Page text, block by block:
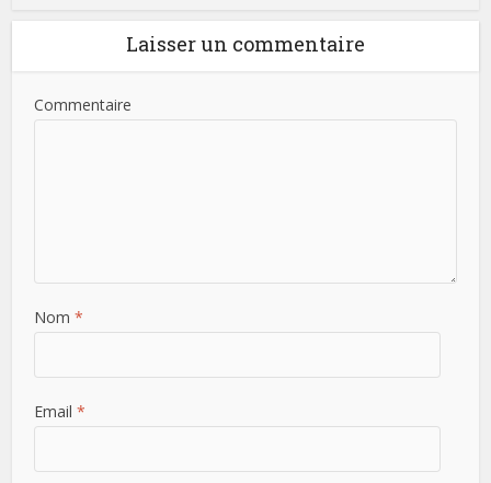
Laisser un commentaire
Commentaire
Nom *
Email *